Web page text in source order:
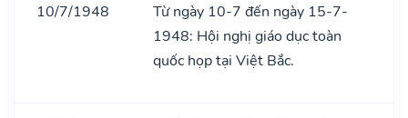
10/7/1948
Từ ngày 10-7 đến ngày 15-7-
1948: Hội nghị giáo dục toàn
quốc họp tại Việt Bắc.